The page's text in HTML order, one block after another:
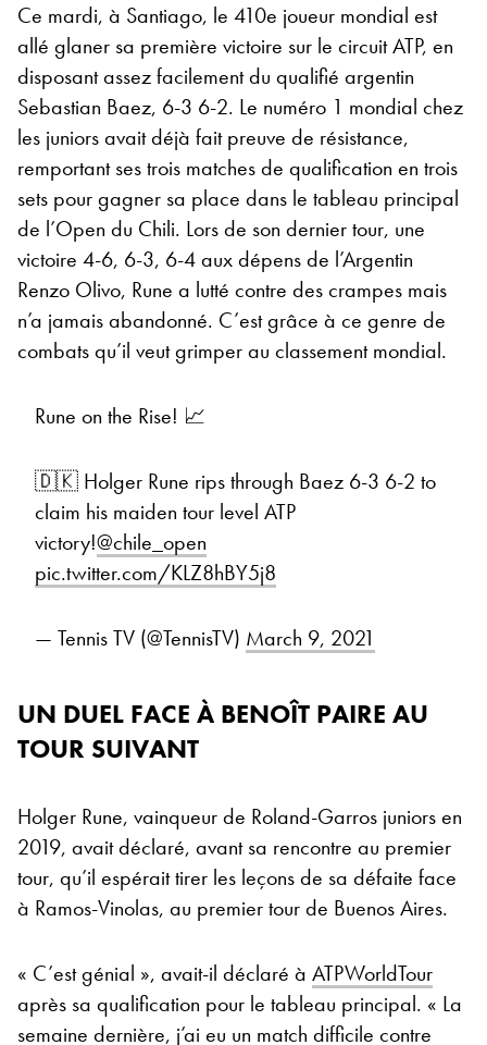
Ce mardi, à Santiago, le 410e joueur mondial est
allé glaner sa première victoire sur le circuit ATP, en
disposant assez facilement du qualifié argentin
Sebastian Baez, 6-3 6-2. Le numéro 1 mondial chez
les juniors avait déjà fait preuve de résistance,
remportant ses trois matches de qualification en trois
sets pour gagner sa place dans le tableau principal
de l’Open du Chili. Lors de son dernier tour, une
victoire 4-6, 6-3, 6-4 aux dépens de l’Argentin
Renzo Olivo, Rune a lutté contre des crampes mais
n’a jamais abandonné. C’est grâce à ce genre de
combats qu’il veut grimper au classement mondial.
Rune on the Rise! 📈
🇩🇰 Holger Rune rips through Baez 6-3 6-2 to
claim his maiden tour level ATP
victory!@chile_open
pic.twitter.com/KLZ8hBY5j8
— Tennis TV (@TennisTV) March 9, 2021
UN DUEL FACE À BENOÎT PAIRE AU
TOUR SUIVANT
Holger Rune, vainqueur de Roland-Garros juniors en
2019, avait déclaré, avant sa rencontre au premier
tour, qu’il espérait tirer les leçons de sa défaite face
à Ramos-Vinolas, au premier tour de Buenos Aires.
« C’est génial », avait-il déclaré à ATPWorldTour
après sa qualification pour le tableau principal. « La
semaine dernière, j’ai eu un match difficile contre